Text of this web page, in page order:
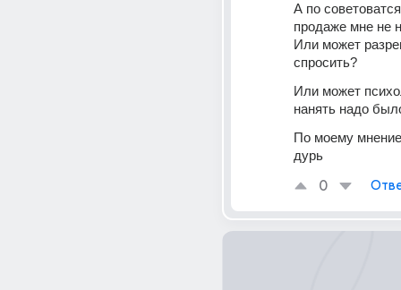
А по
продаже мне не
Или может
спросить?
Или может
нанять надо
По моему мнение
дурь
0